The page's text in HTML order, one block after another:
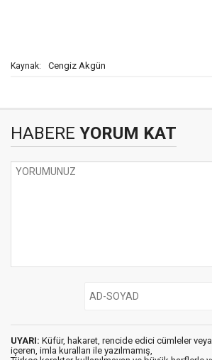
Kaynak: Cengiz Akgün
HABERE YORUM KAT
UYARI: Küfür, hakaret, rencide edici cümleler veya
içeren, imla kuralları ile yazılmamış,